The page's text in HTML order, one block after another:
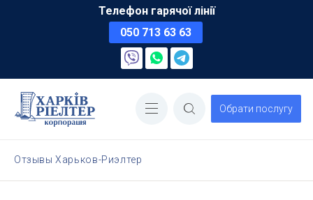
Телефон гарячої лінії
050 713 63 63
Обрати послугу
Отзывы Харьков-Риэлтер